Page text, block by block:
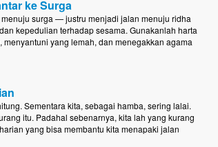
ke Surga
surga — justru menjadi jalan menuju ridha
kepedulian terhadap sesama. Gunakanlah harta
yang lemah, dan menegakkan agama
Sementara kita, sebagai hamba, sering lalai.
itu. Padahal sebenarnya, kita lah yang kurang
yang bisa membantu kita menapaki jalan